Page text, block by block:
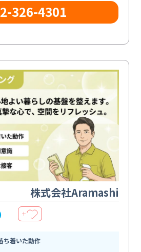
326-4301
株式会社Aramashi
＋
ち着いた動作